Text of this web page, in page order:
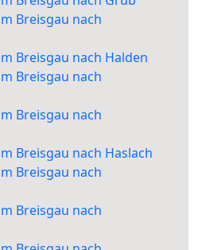
Breisgau nach
Breisgau nach Halden
Breisgau nach
Breisgau nach
Breisgau nach Haslach
Breisgau nach
Breisgau nach